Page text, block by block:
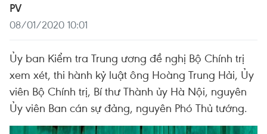
PV
08/01/2020 10:01
Ủy ban Kiểm tra Trung ương đề nghị Bộ Chính trị
xem xét, thi hành kỷ luật ông Hoàng Trung Hải, Ủy
viên Bộ Chính trị, Bí thư Thành ủy Hà Nội, nguyên
Ủy viên Ban cán sự đảng, nguyên Phó Thủ tướng.